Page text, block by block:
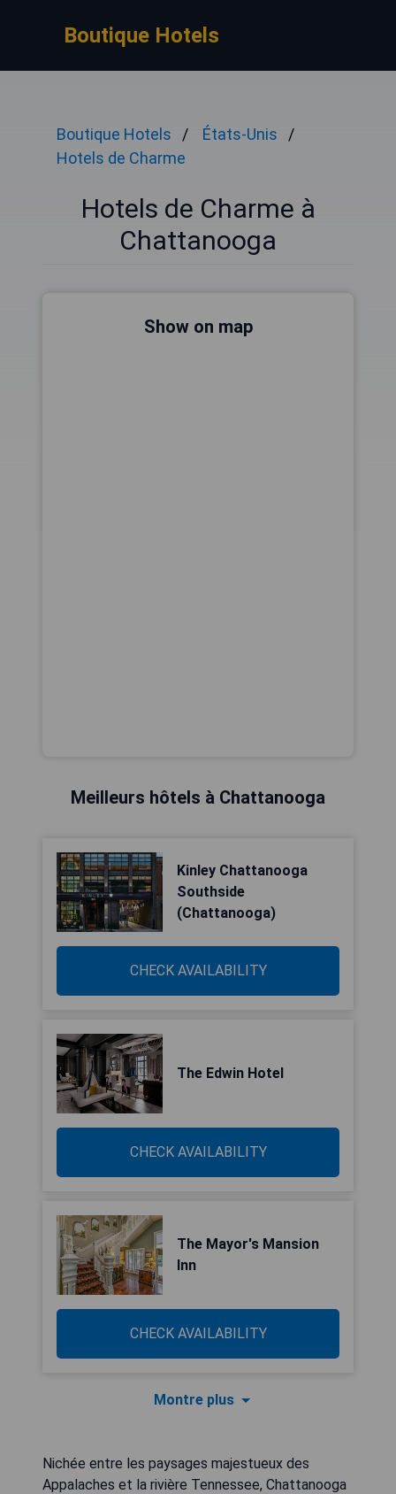
Boutique Hotels
Boutique Hotels
États-Unis
Hotels de Charme
Hotels de Charme à
Chattanooga
Show on map
Meilleurs hôtels à Chattanooga
Kinley Chattanooga
Southside
(Chattanooga)
CHECK AVAILABILITY
The Edwin Hotel
CHECK AVAILABILITY
The Mayor's Mansion
Inn
CHECK AVAILABILITY
Montre plus
Nichée entre les paysages majestueux des
Appalaches et la rivière Tennessee, Chattanooga